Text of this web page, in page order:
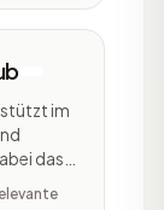
im
das